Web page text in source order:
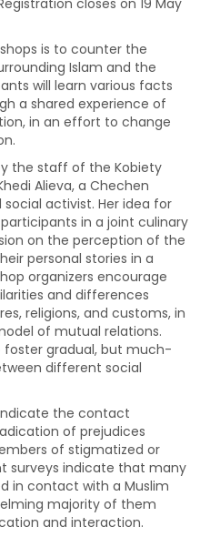
is to counter the
Islam and the
will learn various facts
a shared experience of
in an effort to change
the staff of the Kobiety
Alieva, a Chechen
activist. Her idea for
in a joint culinary
on the perception of the
personal stories in a
organizers encourage
and differences
religions, and customs, in
of mutual relations.
foster gradual, but much-
different social
the contact
of prejudices
of stigmatized or
surveys indicate that many
in contact with a Muslim
majority of them
and interaction.